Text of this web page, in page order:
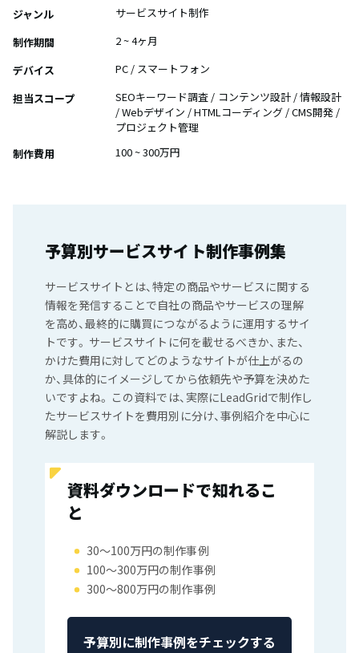
ジャンル
サービスサイト制作
制作期間
2 ~ 4ヶ月
デバイス
PC / スマートフォン
担当スコープ
SEOキーワード調査 / コンテンツ設計 / 情報設計
/ Webデザイン / HTMLコーディング / CMS開発 /
プロジェクト管理
制作費用
100 ~ 300万円
予算別サービスサイト制作事例集
サービスサイトとは、特定の商品やサービスに関する
情報を発信することで自社の商品やサービスの理解
を高め、最終的に購買につながるように運用するサイ
トです。 サービスサイトに何を載せるべきか、また、
かけた費用に対してどのようなサイトが仕上がるの
か、具体的にイメージしてから依頼先や予算を決めた
いですよね。 この資料では、実際にLeadGridで制作し
たサービスサイトを費用別に分け、事例紹介を中心に
解説します。
資料ダウンロードで知れるこ
と
30〜100万円の制作事例
100〜300万円の制作事例
300〜800万円の制作事例
予算別に制作事例をチェックする